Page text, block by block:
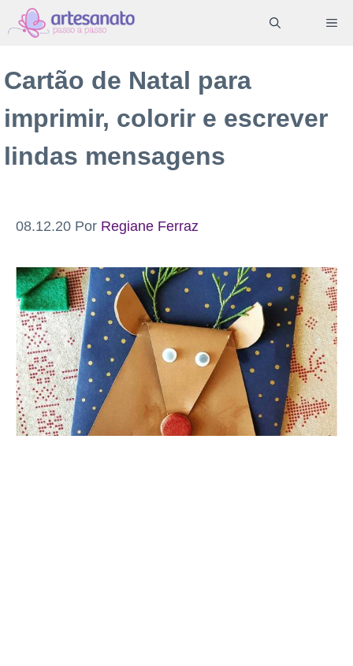
Pular
para
conteúdo
Cartão de Natal para
imprimir, colorir e escrever
lindas mensagens
08.12.20 Por Regiane Ferraz